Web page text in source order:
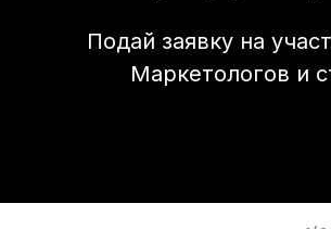
Подай заявку на
Маркетологов и